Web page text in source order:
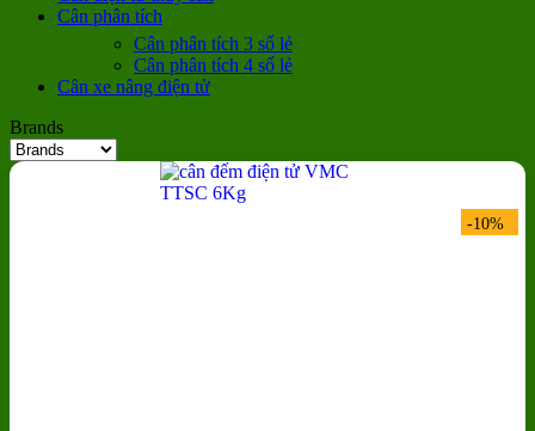
Cân phân tích
Cân phân tích 3 số lẻ
Cân phân tích 4 số lẻ
Cân xe nâng điện tử
Brands
-10%